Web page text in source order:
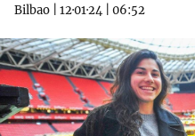
Bilbao
12·01·24 06:52